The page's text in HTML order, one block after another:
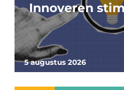
5 augustus 2026
Innoveren